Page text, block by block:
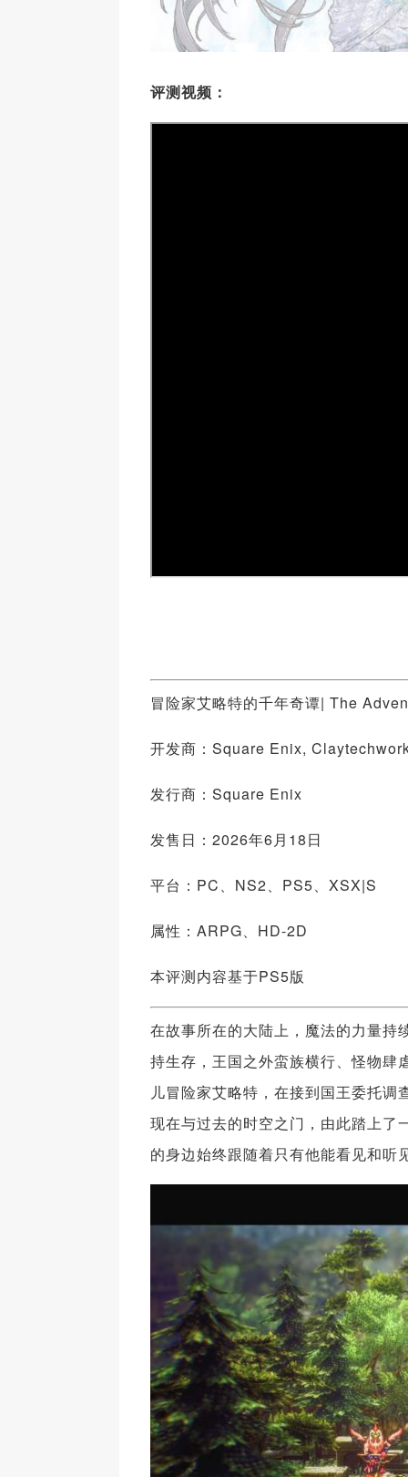
评测视频：
冒险家艾略特的千年奇谭| The
开发商：Square Enix,
发行商：Square Enix
发售日：2026年6月18日
平台：PC、NS2、PS5、XSX|S
属性：ARPG、HD-2D
本评测内容基于PS5版
在故事所在的大陆上，魔法的力量持
持生存，王国之外蛮族横行、怪物肆
儿冒险家艾略特，在接到国王委托
现在与过去的时空之门，由此踏上了
的身边始终跟随着只有他能看见和听